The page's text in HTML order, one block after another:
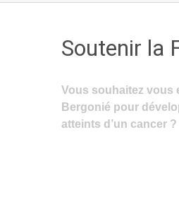
Soutenir la
Vous souhaitez vous
Bergonié pour
atteints d’un cancer ?